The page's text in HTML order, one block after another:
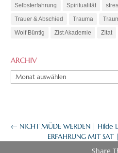
Selbsterfahrung
Spiritualität
Trauer & Abschied
Trauma
Wolf Büntig
Zist Akademie Zitat
ARCHIV
ARCHIV
← NICHT MÜDE WERDEN | Hilde
ERFAHRUNG MIT SAT
Share